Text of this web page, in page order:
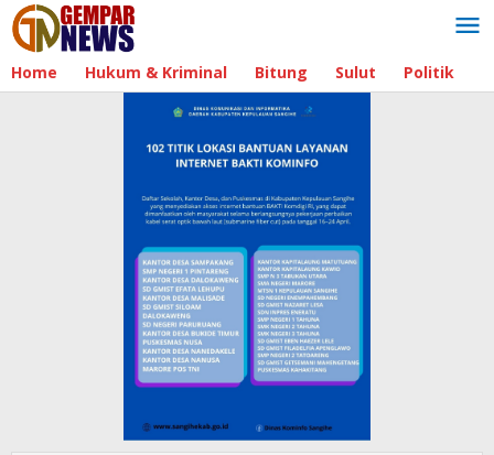
Lewati
ke
konten
Home Hukum & Kriminal Bitung Sulut Politik